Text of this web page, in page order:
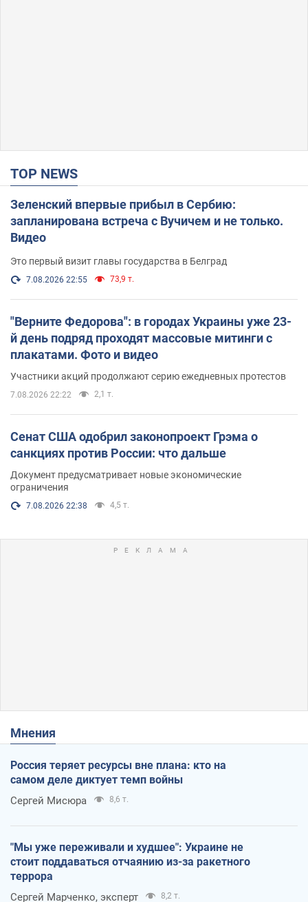
TOP NEWS
Зеленский впервые прибыл в Сербию:
запланирована встреча с Вучичем и не только.
Видео
Это первый визит главы государства в Белград
7.08.2026 22:55 73,9 т.
"Верните Федорова": в городах Украины уже 23-
й день подряд проходят массовые митинги с
плакатами. Фото и видео
Участники акций продолжают серию ежедневных протестов
7.08.2026 22:22 2,1 т.
Сенат США одобрил законопроект Грэма о
санкциях против России: что дальше
Документ предусматривает новые экономические
ограничения
7.08.2026 22:38 4,5 т.
Мнения
Россия теряет ресурсы вне плана: кто на
самом деле диктует темп войны
Сергей Мисюра 8,6 т.
"Мы уже переживали и худшее": Украине не
стоит поддаваться отчаянию из-за ракетного
террора
Сергей Марченко, эксперт 8,2 т.